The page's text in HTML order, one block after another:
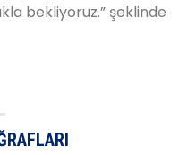
bekliyoruz.” şeklinde